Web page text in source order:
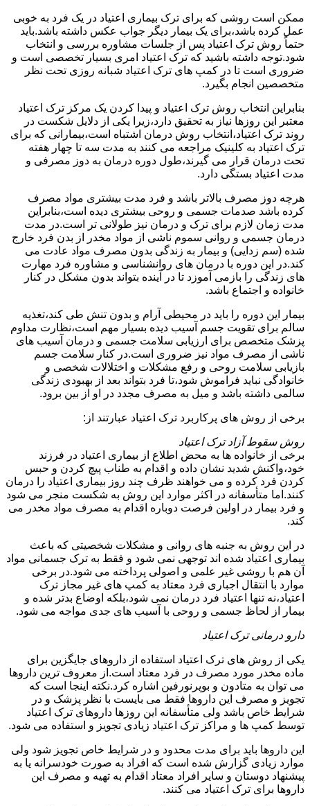
ممکن است روشی که برای ترک بیماری اعتیاد در یک فرد به خوبی
عمل کرده باشد،برای یک بیمار دیگر جواب عکس داشته باشد.باید
حتماً روش ترک اعتیاد پس از جلسات مشاوره بررسی و انتخاب
شود.توجه داشته باشید که ترک اعتیاد امری بسیار تخصصی است و
ضروری است تا در کمپ های ترک اعتیاد شبانه روزی تحت نظر
متخصصین انجام بگیرد.
بنابراین انتخاب روش ترک اعتیاد و پیدا کردن یک مرکز ترک اعتیاد
معتبر این روزها نیاز به تحقیق دارد،زیرا یکی از دلایل شکست در
روند ترک اعتیاد،انتخاب روش درمان اشتباه است،بیمارانی که برای
ترک اعتیاد به کلینیک مراجعه می کنند به مدت سه تا چهار هفته
تحت درمان قرار می گیرند،طول دوره درمان به دوز مصرفی و
مدت اعتیاد بستگی دارد.
هرچه دوز مصرف بالاتر باشد و فرد مدت بیشتری مواد مصرف
کرده باشد صدمات جسمی و روحی بیشتری دیده است،بنابراین
مدت زمان لازم برای ترک و درمان نیز طولانی تر است.در مدت
درمان جسمی و روانی سموم ناشی از مواد مخدر از بدن فرد خارج
شده (سم زدایی) و بیمار به زندگی بدون مصرف مواد عادت می
کند.در این دوره با درمان های روانشناسی و مشاوره فرد مهارت
های زندگی را بازمی آموزد تا در آینده بتواند بدون مشکل در کنار
خانواده و اجتماع باشد.
بیمار این دوره را باید در محیطی آرام و بدون تنش طی کند،تغذیه
سالم برای تقویت جسم آسیب دیده بسیار مهم است،نظارت مداوم
پزشک متخصص برای ارزیابی سلامت جسمی و درمان آسیب های
ناشی از مصرف مواد نیز ضروری است.در کنار سلامت جسم
بازیابی سلامت روحی و رفع مشکلات و اختلالات شخصی و
خانوادگی نباید فراموش شود،تا فرد بتواند بعد از بهبودی زندگی
سالمی داشته باشد و میل به مصرف مجدد در او از بین برود.
برخی از روش های پرکاربرد ترک اعتیاد عبارتند از:
روش سقوط آزاد ترک اعتیاد
برخی از خانواده ها به محض اطلاع از بیماری اعتیاد در فرزند
خود،واکنش شدید نشان داده و اقدام به طناب پیچ کردن و حبس
کردن فرد کرده و می خواهند ظرف چند روز بیماری اعتیاد را درمان
کنند.اما متأسفانه در اکثر موارد این روش به شکست منجر می شود
و فرد بیمار در اولین فرصت دوباره اقدام به مصرف مواد مخدر می
کند.
در این روش به جنبه های روانی و مشکلات شخصیتی که باعث
بیماری اعتیاد شده اند توجهی نمی شود و فقط به ترک جسمانی مواد
آن هم با روشی غیر علمی و اصولی پرداخته می شود.در برخی
موارد با انتقال اجباری فرد معتاد به کمپ های غیر مجاز ترک
اعتیاد،نه تنها اعتیاد فرد درمان نمی شود،بلکه اوضاع بدتر شده و
بیمار از لحاظ جسمی و روحی با آسیب های جدی مواجه می شود.
دارو درمانی ترک اعتیاد
یکی از روش های ترک اعتیاد استفاده از داروهای جایگزین برای
ماده مخدر مورد مصرف در فرد معتاد است.از معروف ترین داروها
می توان به متادون و بوپرنورفین اشاره کرد.نکته اینجا است که
تجویز و مصرف این داروها فقط می بایست با نظر پزشک و در
شرایط خاص باشد ولی متأسفانه این روزها داروهای ترک اعتیاد
توسط کمپ ها و مراکز ترک اعتیاد زیادی تجویز و استفاده می شود.
این داروها باید برای مدت محدود و در شرایط خاص تجویز شود ولی
موارد زیادی گزارش شده است که افراد به صورت خودسرانه یا به
پیشنهاد دوستان و سایر افراد معتاد اقدام به تهیه و مصرف این
داروها برای ترک اعتیاد می کنند.